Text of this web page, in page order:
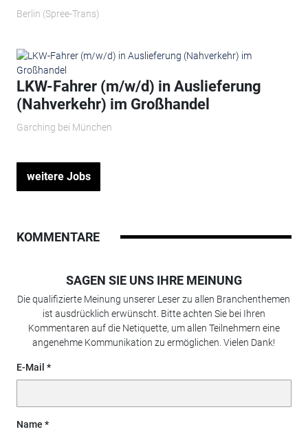
Berlin (Spree-Trans)
LKW-Fahrer (m/w/d) in Auslieferung
(Nahverkehr) im Großhandel
Garching bei München
weitere Jobs
KOMMENTARE
SAGEN SIE UNS IHRE MEINUNG
Die qualifizierte Meinung unserer Leser zu allen Branchenthemen
ist ausdrücklich erwünscht. Bitte achten Sie bei Ihren
Kommentaren auf die Netiquette, um allen Teilnehmern eine
angenehme Kommunikation zu ermöglichen. Vielen Dank!
E-Mail
Name